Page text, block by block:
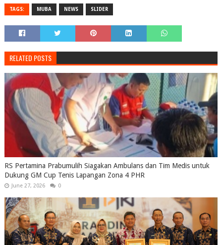
TAGS: MUBA NEWS SLIDER
RELATED POSTS
RS Pertamina Prabumulih Siagakan Ambulans dan Tim Medis untuk
Dukung GM Cup Tenis Lapangan Zona 4 PHR
June 27, 2026 0